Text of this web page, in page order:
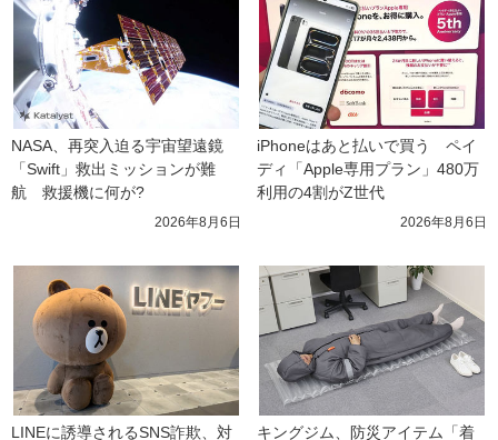
NASA、再突入迫る宇宙望遠鏡
「Swift」救出ミッションが難
航　救援機に何が?
2026年8月6日
iPhoneはあと払いで買う　ペイ
ディ「Apple専用プラン」480万
利用の4割がZ世代
2026年8月6日
LINEに誘導されるSNS詐欺、対 キングジム、防災アイテム「着